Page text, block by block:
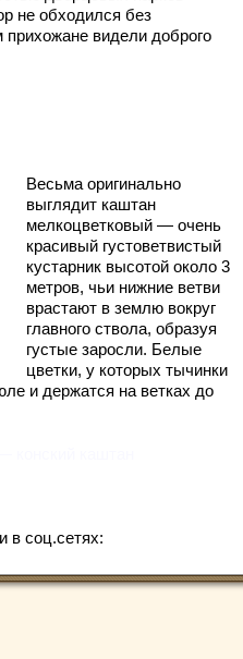
не обходился без
прихожане видели доброго
Весьма оригинально
выглядит каштан
мелкоцветковый — очень
красивый густоветвистый
кустарник высотой около 3
метров, чьи нижние ветви
врастают в землю вокруг
главного ствола, образуя
густые заросли. Белые
цветки, у которых тычинки
и держатся на ветках до
в соц.сетях: